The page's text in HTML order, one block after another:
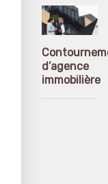
d’agence
immobilière